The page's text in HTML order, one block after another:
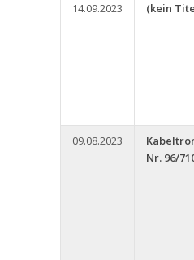
14.09.2023 (kein
09.08.2023
Nr. 96/